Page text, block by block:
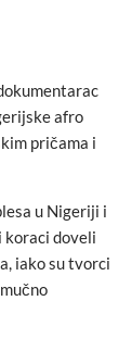
afro
pričama i
u Nigeriji i
koraci doveli
iako su tvorci